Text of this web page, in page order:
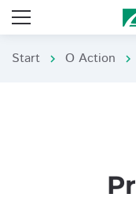
Start chevron_right O Action chevron_right